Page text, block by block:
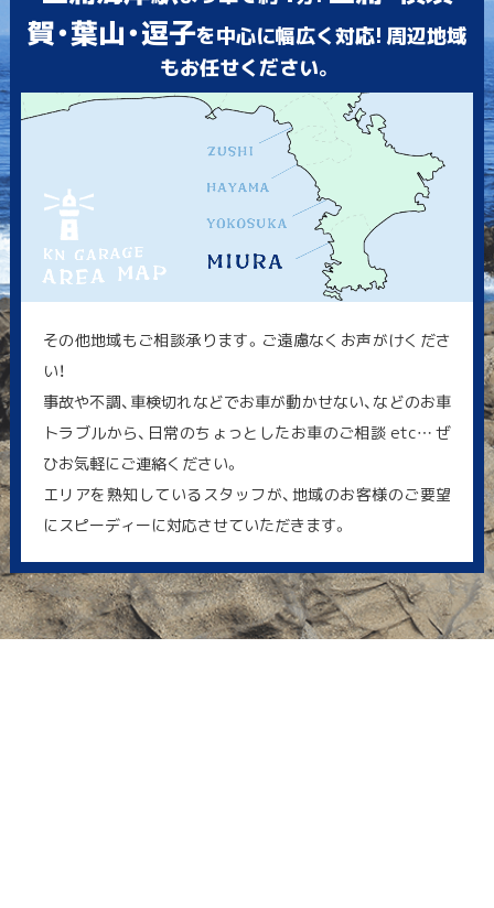
賀・葉山・逗子を中心に幅広く対応! 周辺地域
もお任せください。
その他地域もご相談承ります。ご遠慮なくお声がけくださ
い！
事故や不調、車検切れなどでお車が動かせない、などのお車
トラブルから、日常のちょっとしたお車のご相談 etc… ぜ
ひお気軽にご連絡ください。
エリアを熟知しているスタッフが、地域のお客様のご要望
にスピーディーに対応させていただきます。